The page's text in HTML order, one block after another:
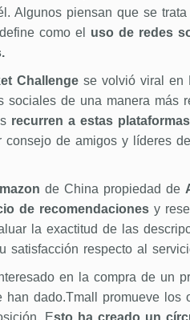
Algunos piensan que se
como el uso de redes
Challengese volvió viral en
sociales de una manera más
recurren a estas
consejo de amigos y líderes
de China propiedad de
de recomendacionesy
la exactitud de las
satisfacción respecto al
en la compra de un
han dado.Tmall promueve los
Esto ha creado un